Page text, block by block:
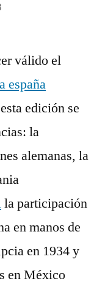
válido el
españa
edición se
la
alemanas, la
la participación
en manos de
en 1934 y
en México